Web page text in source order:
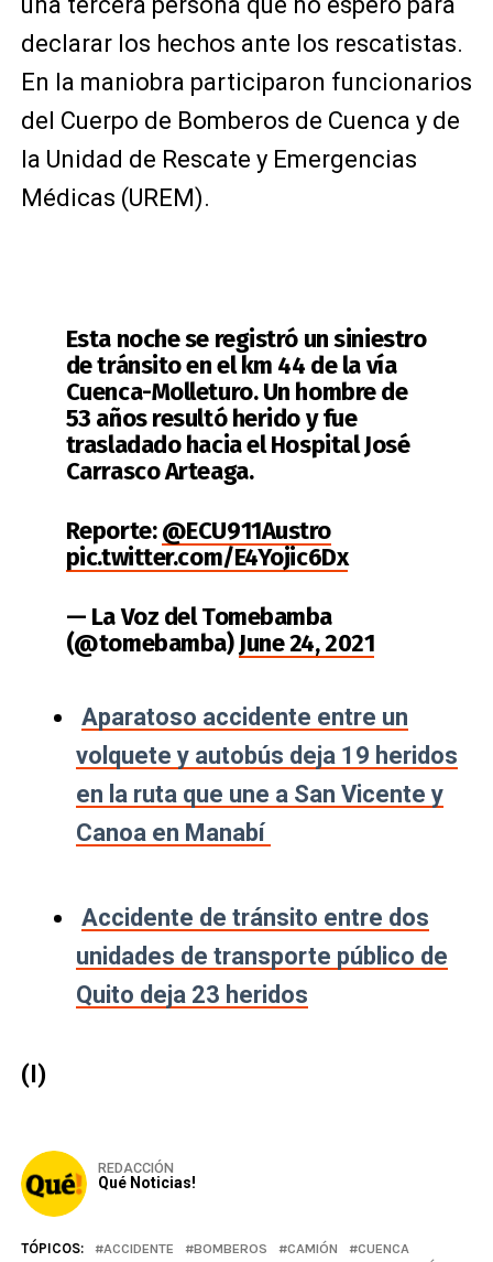
declarar los hechos ante los rescatistas.
En la maniobra participaron funcionarios
del Cuerpo de Bomberos de Cuenca y de
la Unidad de Rescate y Emergencias
Médicas (UREM).
Esta noche se registró un siniestro
de tránsito en el km 44 de la vía
Cuenca-Molleturo. Un hombre de
53 años resultó herido y fue
trasladado hacia el Hospital José
Carrasco Arteaga.
Reporte:@ECU911Austro
pic.twitter.com/E4Yojic6Dx
— La Voz del Tomebamba
(@tomebamba)June 24, 2021
Aparatoso accidente entre un
volquete y autobús deja 19 heridos
en la ruta que une a San Vicente y
Canoa en Manabí
Accidente de tránsito entre dos
unidades de transporte público de
Quito deja 23 heridos
(I)
REDACCIÓN
Qué Noticias!
TÓPICOS: ACCIDENTE BOMBEROS CAMIÓN
CUENCA